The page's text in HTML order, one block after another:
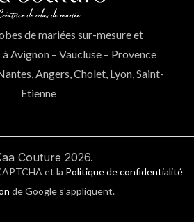
de mariées sur-mesure et
Avignon – Vaucluse – Provence
Angers, Cholet, Lyon, Saint-
Etienne
Couture 2026.
et la Politique de confidentialité
de Google s'appliquent.